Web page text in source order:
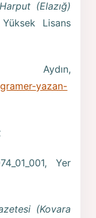
(Elazığ)
Lisans
yazan-
Yer
(Kovara